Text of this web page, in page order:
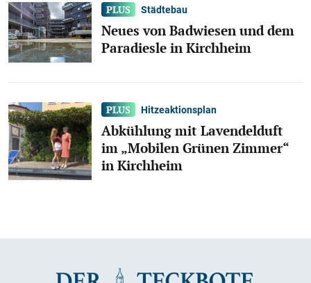
Städtebau
Neues von Badwiesen und dem
Paradiesle in Kirchheim
Hitzeaktionsplan
Abkühlung mit Lavendelduft
im „Mobilen Grünen Zimmer“
in Kirchheim